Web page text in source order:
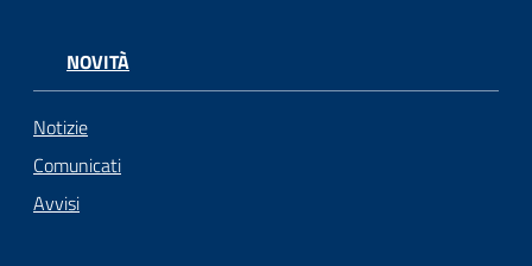
NOVITÀ
Notizie
Comunicati
Avvisi